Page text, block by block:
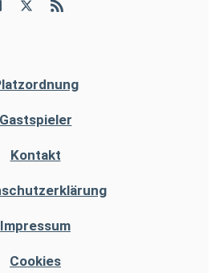
Gastspieler
Kontakt
Impressum
Cookies